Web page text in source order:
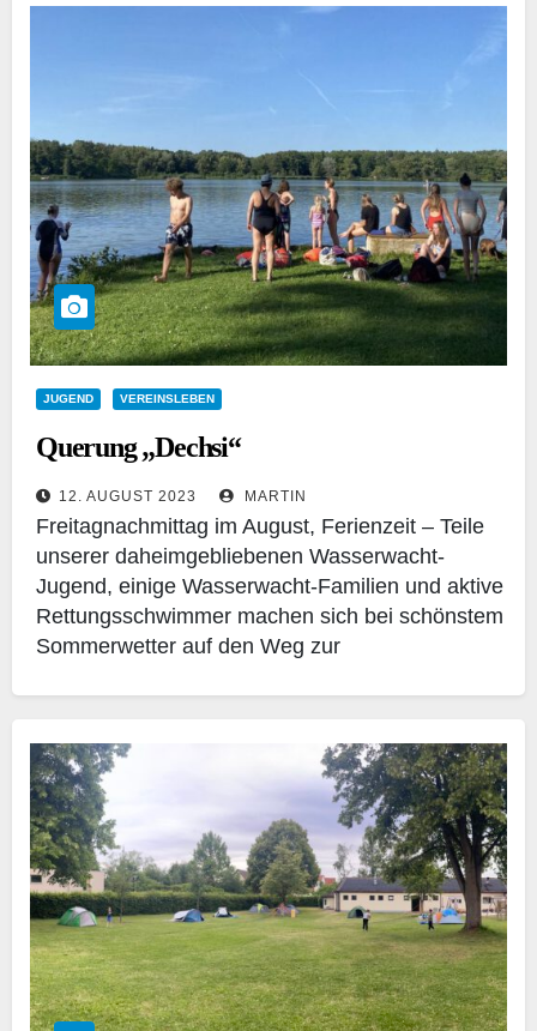
JUGEND VEREINSLEBEN
Querung „Dechsi“
12. AUGUST 2023 MARTIN
Freitagnachmittag im August, Ferienzeit – Teile
unserer daheimgebliebenen Wasserwacht-
Jugend, einige Wasserwacht-Familien und aktive
Rettungsschwimmer machen sich bei schönstem
Sommerwetter auf den Weg zur